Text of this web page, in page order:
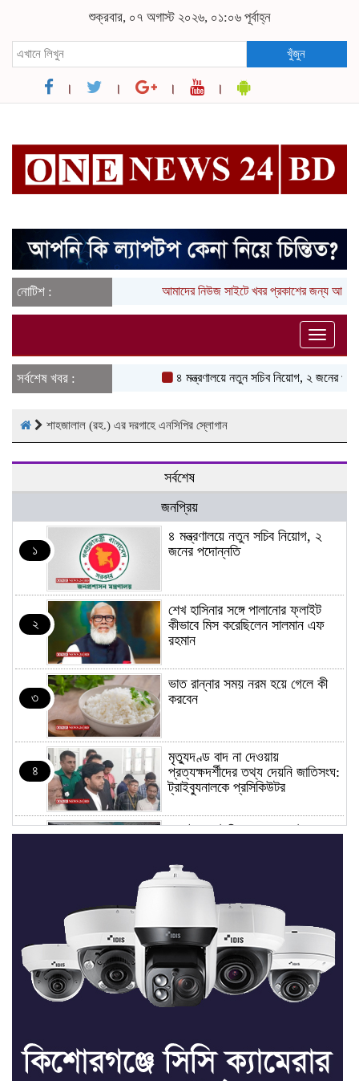
শুক্রবার, ০৭ অগাস্ট ২০২৬, ০১:০৬ পূর্বাহ্ন
খুঁজুন
নোটিশ : আমাদের নিউজ সাইটে খবর প্রকাশের জন্য
Toggle
সর্বশেষ খবর :
৪ মন্ত্রণালয়ে নতুন সচিব নিয়োগ, ২ জনের
শাহজালাল (রহ.) এর দরগাহে এনসিপির স্লোগান
সর্বশেষ
জনপ্রিয়
১
৪ মন্ত্রণালয়ে নতুন সচিব নিয়োগ, ২
জনের পদোন্নতি
২
শেখ হাসিনার সঙ্গে পালানোর ফ্লাইট
কীভাবে মিস করেছিলেন সালমান এফ
রহমান
৩
ভাত রান্নার সময় নরম হয়ে গেলে কী
করবেন
৪
মৃত্যুদণ্ড বাদ না দেওয়ায়
প্রত্যক্ষদর্শীদের তথ্য দেয়নি জাতিসংঘ:
ট্রাইব্যুনালকে প্রসিকিউটর
তাড়াইলে রাউতি মানবসেবা ফাউন্ডেশনের
প্রশিক্ষণ কর্মশালা
৪ বিভাগে অতি ভারি বৃষ্টির সতর্কবার্তা
৭
রাষ্ট্রপতি নির্বাচনের ভোটার তালিকা পেল
ইসি
৮
কিশোরগঞ্জে যথাযোগ্য মর্যাদায় পালিত
হলো ‘জুলাই গণঅভ্যুত্থান দিবস’